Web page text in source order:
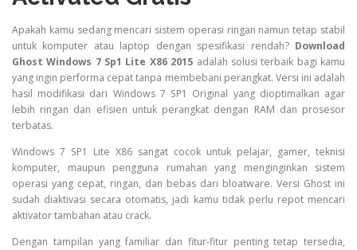
Apakah kamu sedang mencari sistem operasi ringan namun tetap stabil
untuk komputer atau laptop dengan spesifikasi rendah? Download
Ghost Windows 7 Sp1 Lite X86 2015 adalah solusi terbaik bagi kamu
yang ingin performa cepat tanpa membebani perangkat. Versi ini adalah
hasil modifikasi dari Windows 7 SP1 Original yang dioptimalkan agar
lebih ringan dan efisien untuk perangkat dengan RAM dan prosesor
terbatas.
Windows 7 SP1 Lite X86 sangat cocok untuk pelajar, gamer, teknisi
komputer, maupun pengguna rumahan yang menginginkan sistem
operasi yang cepat, ringan, dan bebas dari bloatware. Versi Ghost ini
sudah diaktivasi secara otomatis, jadi kamu tidak perlu repot mencari
aktivator tambahan atau crack.
Dengan tampilan yang familiar dan fitur-fitur penting tetap tersedia,